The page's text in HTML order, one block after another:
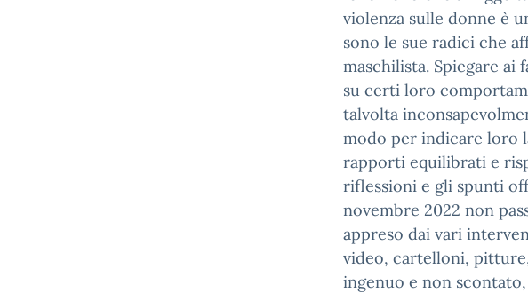
violenza sulle donne è
sono le sue radici che
maschilista. Spiegare ai
su certi loro
talvolta
modo per indicare loro
rapporti equilibrati e
riflessioni e gli spunti
novembre 2022 non
appreso dai vari
video, cartelloni,
ingenuo e non